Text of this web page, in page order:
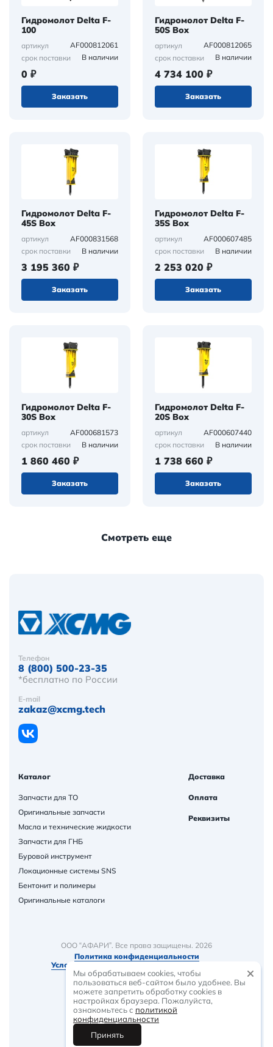
Гидромолот Delta F-
100
артикул
AF000812061
срок поставки
В наличии
0 ₽
Заказать
Гидромолот Delta F-
50S Box
артикул
AF000812065
срок поставки
В наличии
4 734 100 ₽
Заказать
Гидромолот Delta F-
45S Box
артикул
AF000831568
срок поставки
В наличии
3 195 360 ₽
Заказать
Гидромолот Delta F-
35S Box
артикул
AF000607485
срок поставки
В наличии
2 253 020 ₽
Заказать
Гидромолот Delta F-
30S Box
артикул
AF000681573
срок поставки
В наличии
1 860 460 ₽
Заказать
Гидромолот Delta F-
20S Box
артикул
AF000607440
срок поставки
В наличии
1 738 660 ₽
Заказать
Смотреть еще
Телефон
8 (800) 500-23-35
*бесплатно по России
E-mail
zakaz@xcmg.tech
Каталог
Запчасти для ТО
Оригинальные запчасти
Масла и технические жидкости
Запчасти для ГНБ
Буровой инструмент
Локационные системы SNS
Бентонит и полимеры
Оригинальные каталоги
Доставка
Оплата
Реквизиты
ООО “АФАРИ”. Все права защищены. 2026
Политика конфиденциальности
Условия и порядок предоставления товаров
-растем вместе
Мы обрабатываем cookies, чтобы
пользоваться веб-сайтом было удобнее. Вы
можете запретить обработку сookies в
настройках браузера. Пожалуйста,
ознакомьтесь с политикой
конфиденциальности
Принять